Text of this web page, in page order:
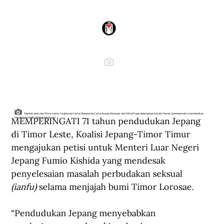
Mantan ianfu dari Timor Leste, Virginia da Costa, Mariana da Costa Araujo Marques, dan Alicia Prego didampingi Aniceto Neves (penerjemah), memberikan
kesaksian publik. (laohamutuk.org).
MEMPERINGATI 71 tahun pendudukan Jepang
di Timor Leste, Koalisi Jepang-Timor Timur
mengajukan petisi untuk Menteri Luar Negeri
Jepang Fumio Kishida yang mendesak
penyelesaian masalah perbudakan seksual
(ianfu) selama menjajah bumi Timor Lorosae.
“Pendudukan Jepang menyebabkan